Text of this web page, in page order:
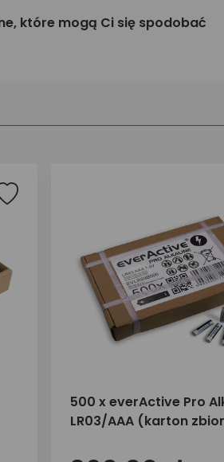
które mogą Ci się spodobać
500 x everActive Pro
LR03/AAA (karton